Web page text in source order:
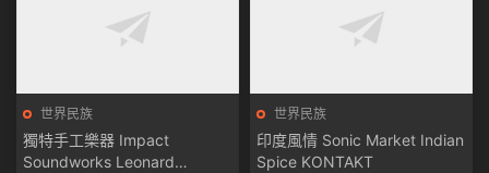
世界民族
獨特手工樂器 Impact
Soundworks Leonard
世界民族
印度風情 Sonic Market Indian
Spice KONTAKT